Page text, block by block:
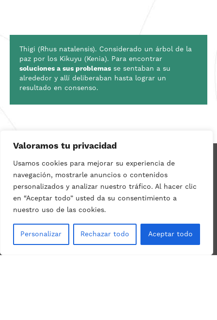
Valoramos tu privacidad
Usamos cookies para mejorar su experiencia de
navegación, mostrarle anuncios o contenidos
personalizados y analizar nuestro tráfico. Al hacer clic
en “Aceptar todo” usted da su consentimiento a
nuestro uso de las cookies.
Personalizar Rechazar todo Aceptar todo
Thigi (Rhus natalensis). Considerado un árbol de la
paz por los Kikuyu (Kenia). Para encontrar
soluciones a sus problemas se sentaban a su
alrededor y allí deliberaban hasta lograr un
resultado en consenso.
Equipo
Contacto
© Thigis 2026
Calle Bassols, n.º 26, bajos 2.ª,
93 533 03 08